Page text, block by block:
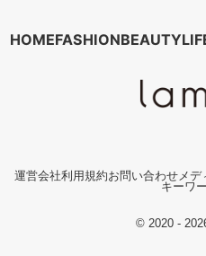
HOMEFASHIONBEAUTY
運営会社利用規約お問い合わせ メデ
キーワ
© 2020 -